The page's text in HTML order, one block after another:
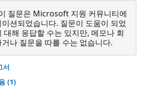
질문은 Microsoft 지원 커뮤니티에
션되었습니다. 질문이 도움이 되었
대해 응답할 수는 있지만, 메모나 회
나 질문을 따를 수는 없습니다.
서
(1)